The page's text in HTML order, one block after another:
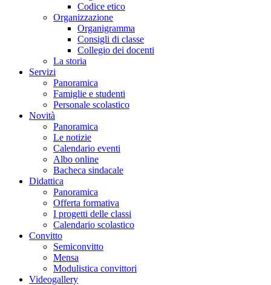
Codice etico
Organizzazione
Organigramma
Consigli di classe
Collegio dei docenti
La storia
Servizi
Panoramica
Famiglie e studenti
Personale scolastico
Novità
Panoramica
Le notizie
Calendario eventi
Albo online
Bacheca sindacale
Didattica
Panoramica
Offerta formativa
I progetti delle classi
Calendario scolastico
Convitto
Semiconvitto
Mensa
Modulistica convittori
Videogallery